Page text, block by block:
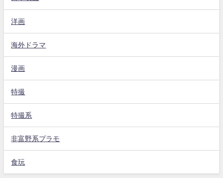
洋画
海外ドラマ
漫画
特撮
特撮系
非富野系プラモ
食玩